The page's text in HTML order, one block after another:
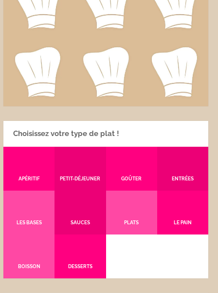
Choisissez votre type de plat !
APÉRITIF PETIT-DÉJEUNER GOÛTER ENTRÉES
LES BASES SAUCES PLATS LE PAIN
BOISSON DESSERTS